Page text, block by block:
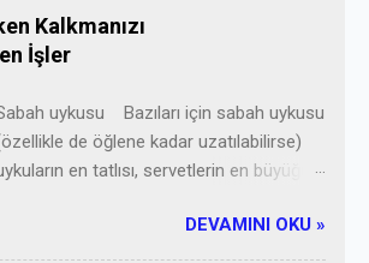
esnasında
karşılaşabileceğimiz pek çok problemi
çözüme kavuştururken kullanabileceğimiz
yakın(çünkü Yalın Üretim sistemi nde her
bir kusur mutlaka aranır, hatta
işlerin yolunda gitmesi bile bir kusur
olarak adlandırılabilir) bir Yalın Üretim
Kalkmanızı
İşler
uykusu Bazıları için sabah uykusu
de öğlene kadar uzatılabilirse)
en tatlısı, servetlerin en büyüğü,
gözyaşları içinde kalkar uykudan, ağustos
bile üşür yatağından ayrı kaldığı
DEVAMINI OKU »